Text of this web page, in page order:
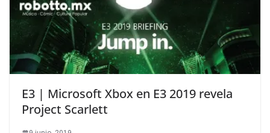
E3 | Microsoft Xbox en E3 2019 revela
Project Scarlett